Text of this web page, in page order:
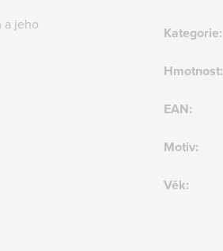
a jeho
Kategorie:
Hmotnost:
EAN:
Motiv:
Věk: